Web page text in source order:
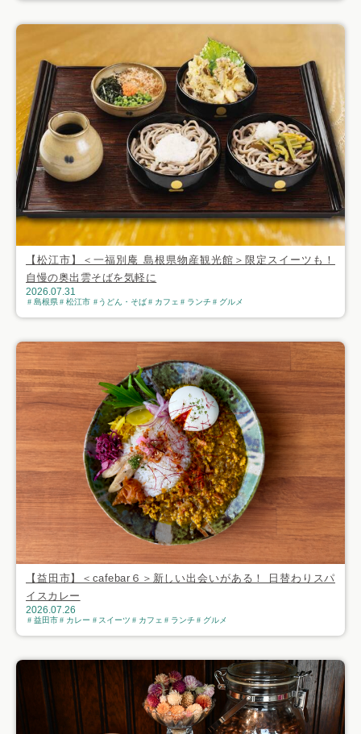
【松江市】＜一福別庵 島根県物産観光館＞限定スイーツも！
自慢の奥出雲そばを気軽に
2026.07.31
島根県 松江市 うどん・そば カフェ ランチ グルメ
【益田市】＜cafebar６＞新しい出会いがある！ 日替わりスパ
イスカレー
2026.07.26
益田市 カレー スイーツ カフェ ランチ グルメ